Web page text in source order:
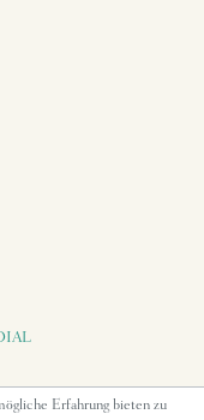
Erfahrung bieten zu